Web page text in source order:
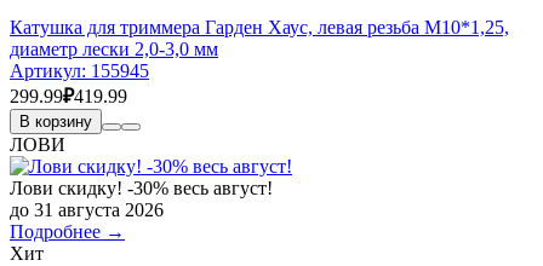
Катушка для триммера Гарден Хаус, левая резьба М10*1,25,
диаметр лески 2,0-3,0 мм
Артикул: 155945
299.99₽419.99
В корзину
ЛОВИ
Лови скидку! -30% весь август!
до 31 августа 2026
Подробнее →
Хит